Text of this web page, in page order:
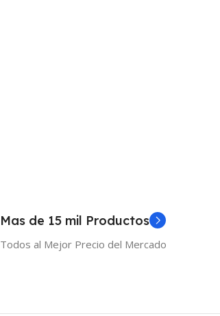
Mas de 15 mil Productos
Todos al Mejor Precio del Mercado